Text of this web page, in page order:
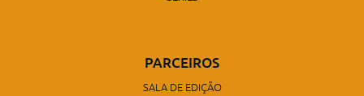
PARCEIROS
SALA DE EDIÇÃO